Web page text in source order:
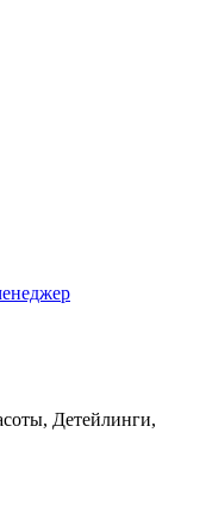
Детейлинги,